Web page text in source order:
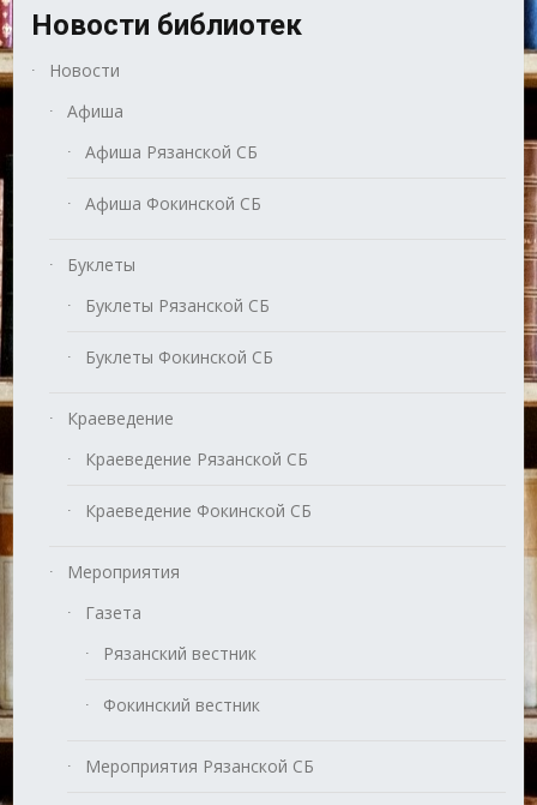
Новости библиотек
Новости
Афиша
Афиша Рязанской СБ
Афиша Фокинской СБ
Буклеты
Буклеты Рязанской СБ
Буклеты Фокинской СБ
Краеведение
Краеведение Рязанской СБ
Краеведение Фокинской СБ
Мероприятия
Газета
Рязанский вестник
Фокинский вестник
Мероприятия Рязанской СБ